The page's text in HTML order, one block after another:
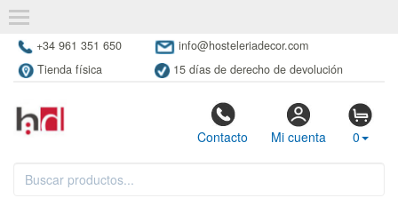
+34 961 351 650
info@hosteleriadecor.com
Tienda física
15 días de derecho de devolución
Contacto Mi cuenta 0